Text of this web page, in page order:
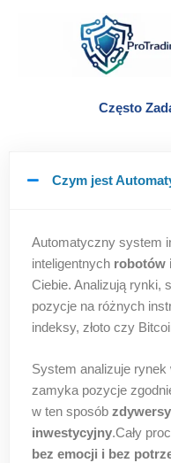
Często
Czym jest
Automatyczny system
inteligentnych robotów
Ciebie. Analizują rynki,
pozycje na różnych
indeksy, złoto czy
System analizuje
zamyka pozycje
w ten sposób
inwestycyjny.Cały
bez emocji i bez